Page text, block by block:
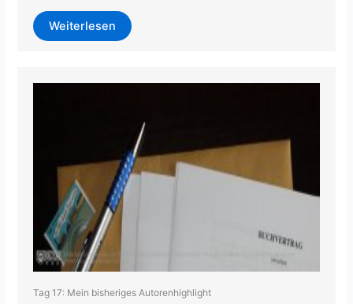
Weiterlesen
Tag 17: Mein bisheriges Autorenhighlight